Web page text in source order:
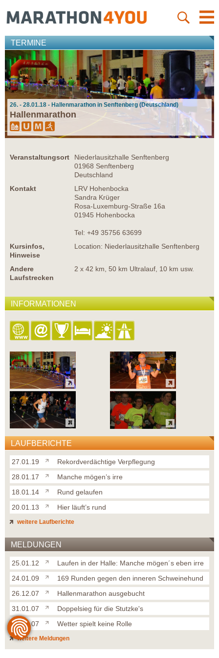
TERMINE
26. - 28.01.18 - Hallenmarathon in Senftenberg (Deutschland)
Hallenmarathon
Veranstaltungsort
Niederlausitzhalle Senftenberg
01968 Senftenberg
Deutschland
Kontakt
LRV Hohenbocka
Sandra Krüger
Rosa-Luxemburg-Straße 16a
01945 Hohenbocka
Tel: +49 35756 63699
Kursinfos,
Hinweise
Location: Niederlausitzhalle Senftenberg
Andere
Laufstrecken
2 x 42 km, 50 km Ultralauf, 10 km usw.
INFORMATIONEN
LAUFBERICHTE
27.01.19
Rekordverdächtige Verpflegung
28.01.17
Manche mögen’s irre
18.01.14
Rund gelaufen
20.01.13
Hier läuft’s rund
weitere Laufberichte
MELDUNGEN
25.01.12
Laufen in der Halle: Manche mögen´s eben irre
24.01.09
169 Runden gegen den inneren Schweinehund
26.12.07
Hallenmarathon ausgebucht
31.01.07
Doppelsieg für die Stutzke's
23.01.07
Wetter spielt keine Rolle
weitere Meldungen